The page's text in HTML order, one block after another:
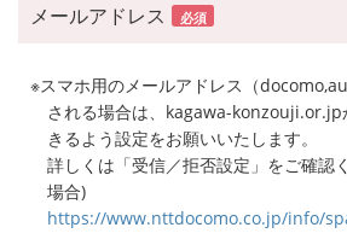
メールアドレス 必須
※スマホ用のメールアドレス（
される場合は、kagawa-konzouji.or.jp
きるよう設定をお願いいたします。
詳しくは「受信／拒否設定」をご確認
場合)
https://www.nttdocomo.co.jp/info/